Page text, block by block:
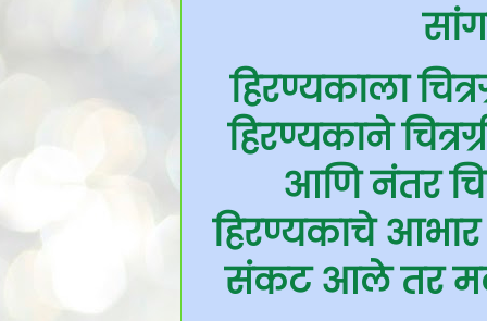
हिरण्यकाला
हिरण्यकाने
आणि नंतर
हिरण्यकाचे आभार
संकट आले तर